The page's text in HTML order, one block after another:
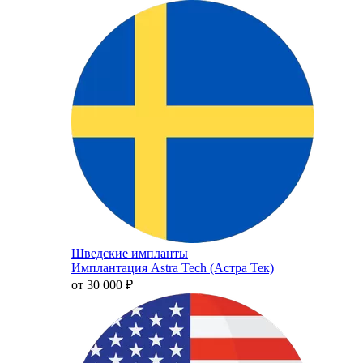
Шведские импланты
Имплантация Astra Tech (Астра Тек)
от 30 000 ₽